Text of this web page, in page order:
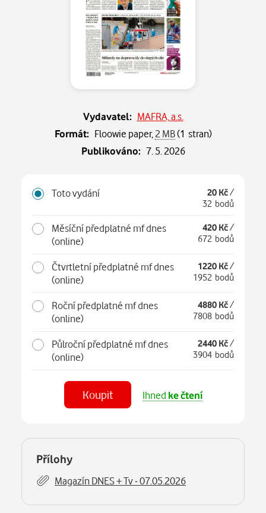
Vydavatel: MAFRA, a.s.
Formát: Floowie paper, 2 MB(1 stran)
Publikováno: 7. 5. 2026
Toto vydání 20 Kč/
32 bodů
Měsíční předplatné mf dnes
(online)
420 Kč/
672 bodů
Čtvrtletní předplatné mf dnes
(online)
1220 Kč/
1952 bodů
Roční předplatné mf dnes
(online)
4880 Kč/
7808 bodů
Půlroční předplatné mf dnes
(online)
2440 Kč/
3904 bodů
Koupit Ihned ke čtení
Čístna webu
MF DNES Střední Čechy - 07.05.2026
Číst
Přílohy
Magazín DNES + Tv - 07.05.2026